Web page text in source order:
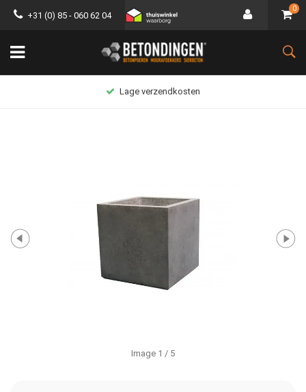
+31 (0) 85 - 060 62 04
0
Lage verzendkosten
Image 1 / 5